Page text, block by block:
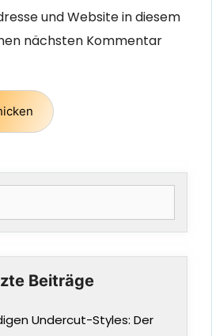
und Website in diesem
nächsten Kommentar
Beiträge
Undercut-Styles: Der